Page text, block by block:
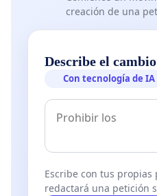
creación de una
Describe el
Con tecnología de IA
Escribe con tus propias
redactará una petición